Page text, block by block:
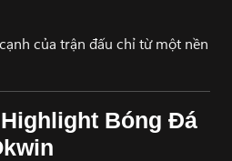
của trận đấu chỉ từ một nền
Bóng Đá